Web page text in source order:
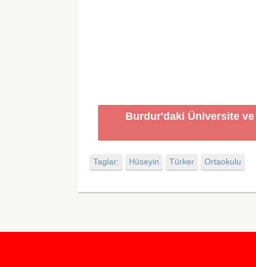
Burdur'daki Üniversite ve
Taglar: Hüseyin Türker Ortaokulu